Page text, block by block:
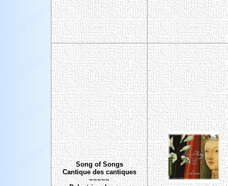
Song of Songs
Cantique des cantiques
~~~~~